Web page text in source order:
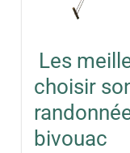
Les
choisir
bivouac